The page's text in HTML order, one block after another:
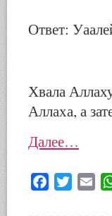
Ответ:
Хвала
Аллаха, а
Далее…
Facebook
Twitter